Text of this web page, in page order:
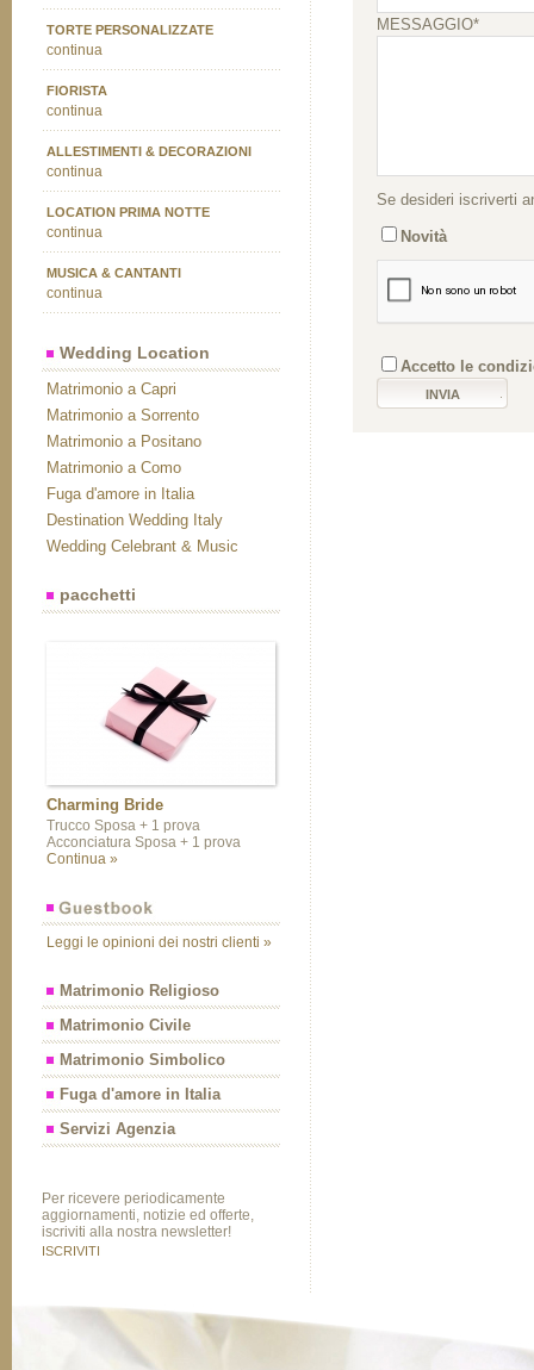
MESSAGGIO*
Se desideri iscriverti
Novità
Accetto le
TORTE PERSONALIZZATE
continua
FIORISTA
continua
ALLESTIMENTI & DECORAZIONI
continua
LOCATION PRIMA NOTTE
continua
MUSICA & CANTANTI
continua
Wedding Location
Matrimonio a Capri
Matrimonio a Sorrento
Matrimonio a Positano
Matrimonio a Como
Fuga d'amore in Italia
Destination Wedding Italy
Wedding Celebrant & Music
pacchetti
Charming Bride
Trucco Sposa + 1 prova
Acconciatura Sposa + 1 prova
Continua »
Leggi le opinioni dei nostri clienti »
Matrimonio Religioso
Matrimonio Civile
Matrimonio Simbolico
Fuga d'amore in Italia
Servizi Agenzia
Per ricevere periodicamente
aggiornamenti, notizie ed offerte,
iscriviti alla nostra newsletter!
ISCRIVITI